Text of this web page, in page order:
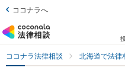
ココナラへ
ココナラ法律相談 北海道で法律